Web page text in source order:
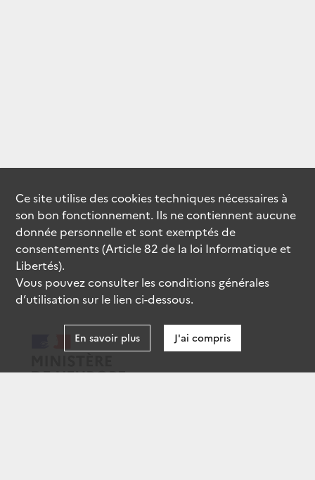
Ce site utilise descookiestechniques nécessaires à
son bon fonctionnement. Ils ne contiennent aucune
donnée personnelle et sont exemptés de
consentements (Article 82 de la loi Informatique et
Libertés).
Vous pouvez consulter les conditions générales
d’utilisation sur le lien ci-dessous.
En savoir plus J'ai compris